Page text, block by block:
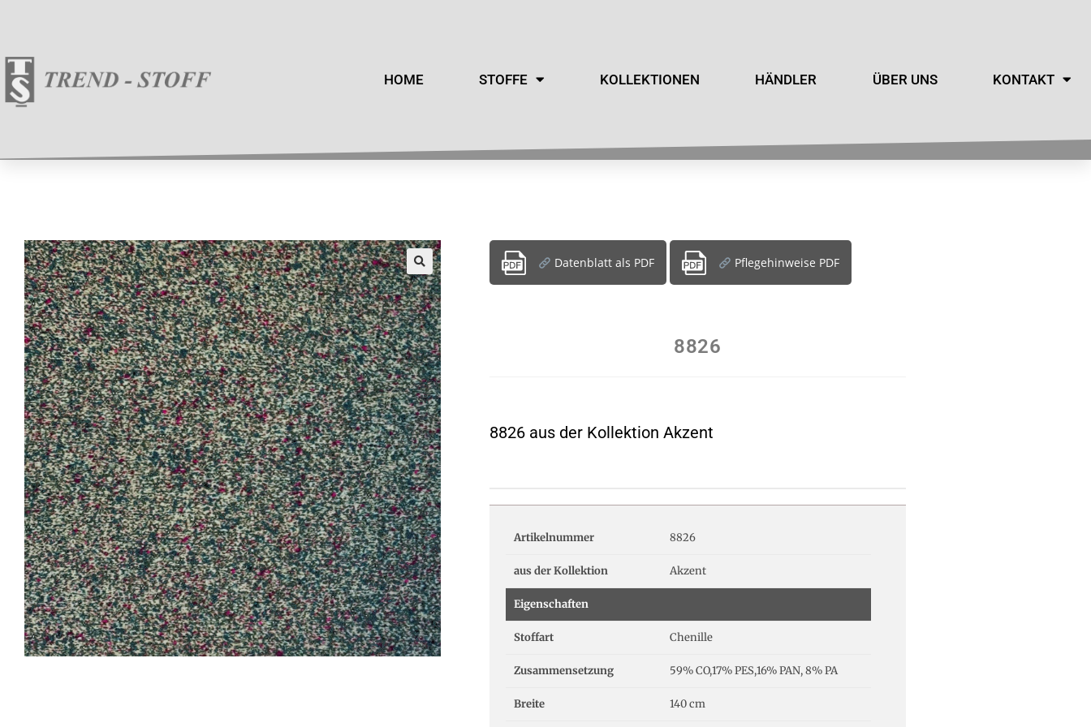
HOME STOFFE KOLLEKTIONEN HÄNDLER ÜBER UNS KONTAKT
Datenblatt als PDF Pflegehinweise PDF
8826
8826 aus der Kollektion Akzent
Artikelnummer 8826
aus der Kollektion Akzent
Eigenschaften
Stoffart Chenille
Zusammensetzung 59% CO,17% PES,16% PAN, 8% PA
Breite 140 cm